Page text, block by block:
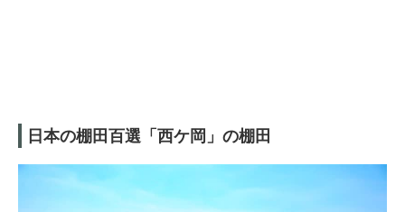
日本の棚田百選「西ケ岡」の棚田